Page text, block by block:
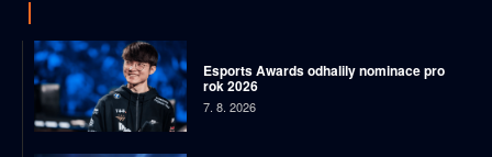
Esports Awards odhalily nominace pro
rok 2026
7. 8. 2026